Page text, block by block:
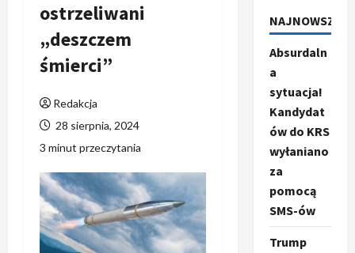
ostrzeliwani
„deszczem
śmierci”
Redakcja
28 sierpnia, 2024
3 minut przeczytania
NAJNOWSZE
Absurdaln
a
sytuacja!
Kandydat
ów do KRS
wyłaniano
za
pomocą
SMS-ów
Trump